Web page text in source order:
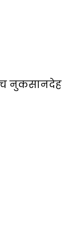
नुकसानदेह